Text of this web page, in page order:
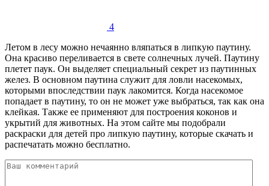
4
Летом в лесу можно нечаянно вляпаться в липкую паутину.
Она красиво переливается в свете солнечных лучей. Паутину
плетет паук. Он выделяет специальный секрет из паутинных
желез. В основном паутина служит для ловли насекомых,
которыми впоследствии паук лакомится. Когда насекомое
попадает в паутину, то он не может уже выбраться, так как она
клейкая. Также ее применяют для построения коконов и
укрытий для животных. На этом сайте мы подобрали
раскраски для детей про липкую паутину, которые скачать и
распечатать можно бесплатно.